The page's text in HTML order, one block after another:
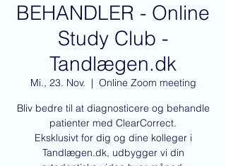
BEHANDLER - Online
Study Club -
Tandlægen.dk
Mi., 23. Nov.
  |
Online Zoom meeting
Bliv bedre til at diagnosticere og behandle
patienter med ClearCorrect.
Eksklusivt for dig og dine kolleger i
Tandlægen.dk, udbygger vi din